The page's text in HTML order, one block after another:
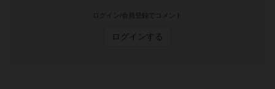
ログイン/会員登録でコメント
ログインする